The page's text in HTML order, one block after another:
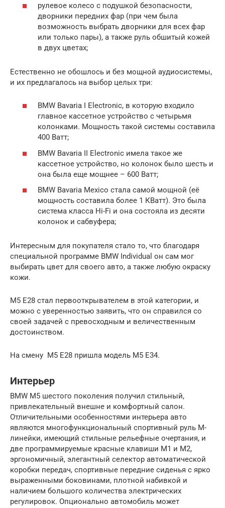
рулевое колесо с подушкой безопасности,
дворники передних фар (при чем была
возможность выбрать дворники для всех фар
или только пары), а также руль обшитый кожей
в двух цветах;
Естественно не обошлось и без мощной аудиосистемы,
и их предлагалось на выбор целых три:
BMW Bavaria I Electronic, в которую входило
главное кассетное устройство с четырьмя
колонками. Мощность такой системы составила
400 Ватт;
BMW Bavaria II Electronic имела такое же
кассетное устройство, но колонок было шесть и
она была еще мощнее – 600 Ватт;
BMW Bavaria Mexico стала самой мощной (её
мощность составила более 1 КВатт). Это была
система класса Hi-Fi и она состояла из десяти
колонок и сабвуфера;
Интересным для покупателя стало то, что благодаря
специальной программе BMW Individual он сам мог
выбирать цвет для своего авто, а также любую окраску
кожи.
M5 E28 стал первооткрывателем в этой категории, и
можно с уверенностью заявить, что он справился со
своей задачей с превосходным и величественным
достоинством.
На смену M5 E28 пришла модель M5 E34.
Интерьер
BMW M5 шестого поколения получил стильный,
привлекательный внешне и комфортный салон.
Отличительными особенностями интерьера авто
являются многофункциональный спортивный руль М-
линейки, имеющий стильные рельефные очертания, и
две программируемые красные клавиши М1 и М2,
эргономичный, элегантный селектор автоматической
коробки передач, спортивные передние сиденья с ярко
выраженными боковинами, плотной набивкой и
наличием большого количества электрических
регулировок. Опционально автомобиль может